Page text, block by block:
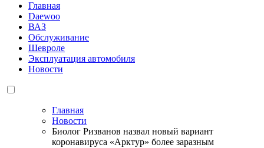
Главная
Daewoo
ВАЗ
Обслуживание
Шевроле
Эксплуатация автомобиля
Новости
Главная
Новости
Биолог Ризванов назвал новый вариант
коронавируса «Арктур» более заразным